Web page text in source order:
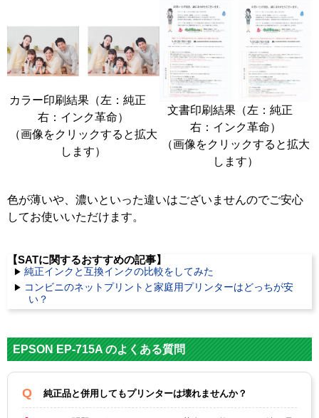
カラー印刷結果（左：純正
右：インク革命）
（画像をクリックすると拡大
します）
文書印刷結果（左：純正
右：インク革命）
（画像をクリックすると拡大
します）
色が薄いや、濃いといった違いはございませんのでご安心
してお使いいただけます。
【SATに関するおすすめの記事】
純正インクと互換インクの比較をしてみた
コンビニのネットプリントと家庭用プリンターはどっちが安
い？
EPSON EP-715A のよくある質問
純正品と併用してもプリンターは壊れませんか？